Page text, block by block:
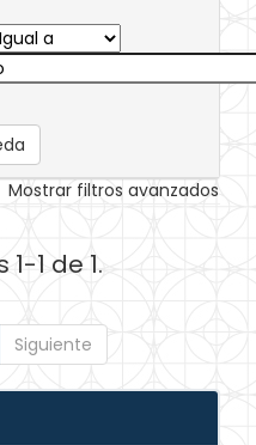
Mostrar filtros avanzados
1 de 1.
Siguiente